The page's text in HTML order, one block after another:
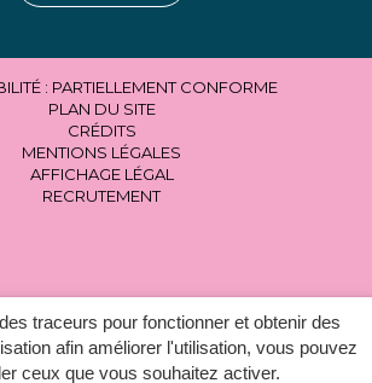
traceurs pour fonctionner et obtenir des
afin améliorer l'utilisation, vous pouvez
ceux que vous souhaitez activer.
: PARTIELLEMENT CONFORME
PLAN DU SITE
CRÉDITS
MENTIONS LÉGALES
AFFICHAGE LÉGAL
RECRUTEMENT